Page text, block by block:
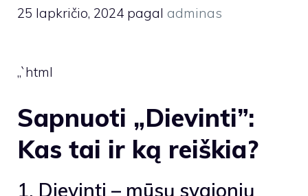
25 lapkričio, 2024 pagal adminas
„`html
Sapnuoti „Dievinti”:
Kas tai ir ką reiškia?
1. Dievinti – mūsų svajonių